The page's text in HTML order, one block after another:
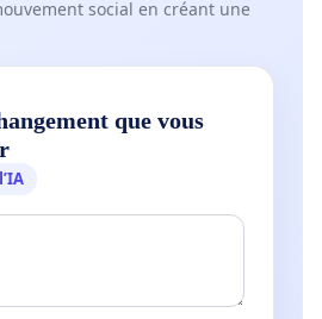
social en créant une
que vous